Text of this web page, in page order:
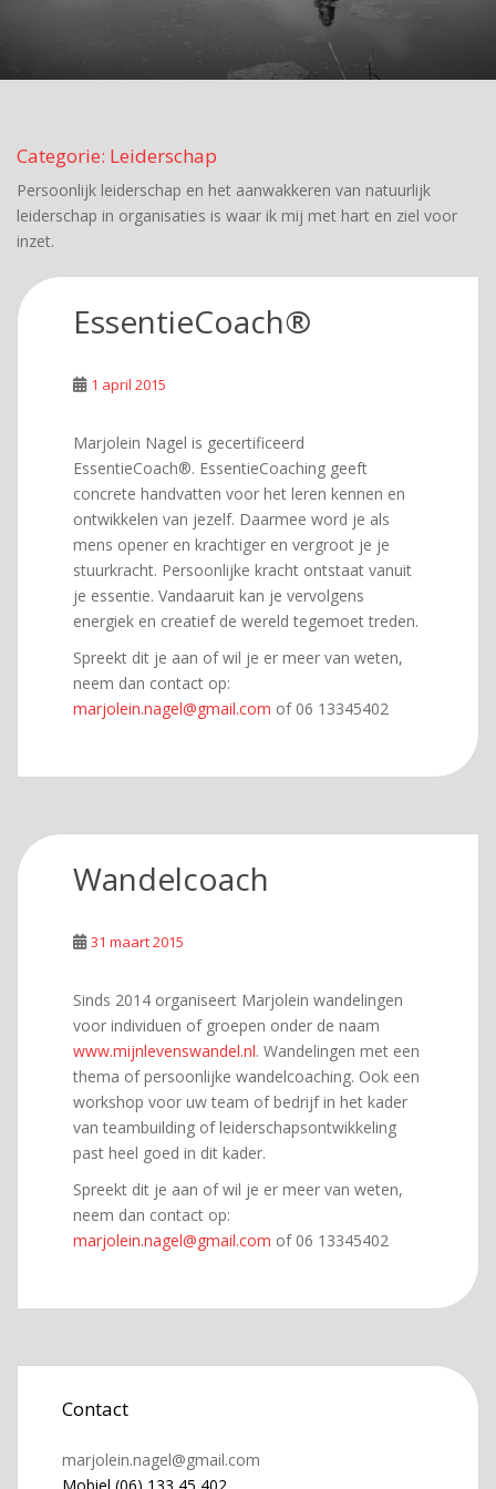
Categorie: Leiderschap
Persoonlijk leiderschap en het aanwakkeren van natuurlijk
leiderschap in organisaties is waar ik mij met hart en ziel voor
inzet.
EssentieCoach®
1 april 2015
Marjolein Nagel is gecertificeerd
EssentieCoach®. EssentieCoaching geeft
concrete handvatten voor het leren kennen en
ontwikkelen van jezelf. Daarmee word je als
mens opener en krachtiger en vergroot je je
stuurkracht. Persoonlijke kracht ontstaat vanuit
je essentie. Vandaaruit kan je vervolgens
energiek en creatief de wereld tegemoet treden.
Spreekt dit je aan of wil je er meer van weten,
neem dan contact op:
marjolein.nagel@gmail.com of 06 13345402
Wandelcoach
31 maart 2015
Sinds 2014 organiseert Marjolein wandelingen
voor individuen of groepen onder de naam
www.mijnlevenswandel.nl. Wandelingen met een
thema of persoonlijke wandelcoaching. Ook een
workshop voor uw team of bedrijf in het kader
van teambuilding of leiderschapsontwikkeling
past heel goed in dit kader.
Spreekt dit je aan of wil je er meer van weten,
neem dan contact op:
marjolein.nagel@gmail.com of 06 13345402
Contact
marjolein.nagel@gmail.com